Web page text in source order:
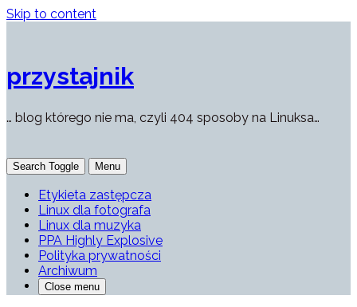
Skip to content
przystajnik
… blog którego nie ma, czyli 404 sposoby na Linuksa…
Search Toggle Menu
Etykieta zastępcza
Linux dla fotografa
Linux dla muzyka
PPA Highly Explosive
Polityka prywatności
Archiwum
Close menu